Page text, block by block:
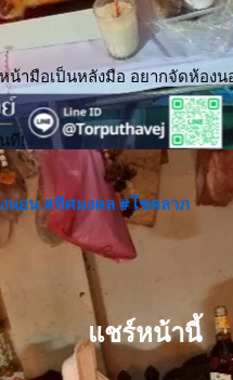
ามือเป็นหลังมือ อยากจัดห้อง
ที!
นอน #ทิศมงคล #โชคลาภ
แชร์หน้านี้